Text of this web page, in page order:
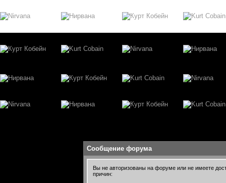
Сообщение форума
Вы не авторизованы на форуме или не имеете
причин: